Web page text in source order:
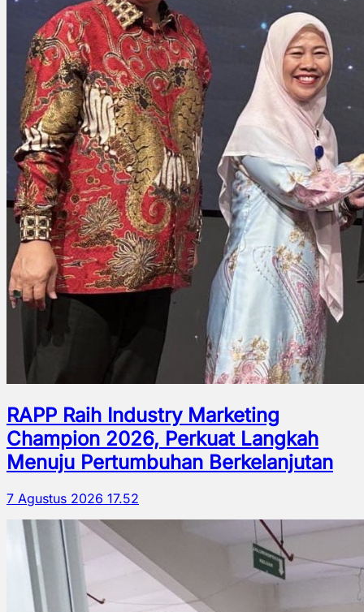
RAPP Raih Industry Marketing
Champion 2026, Perkuat Langkah
Menuju Pertumbuhan Berkelanjutan
7 Agustus 2026 17.52